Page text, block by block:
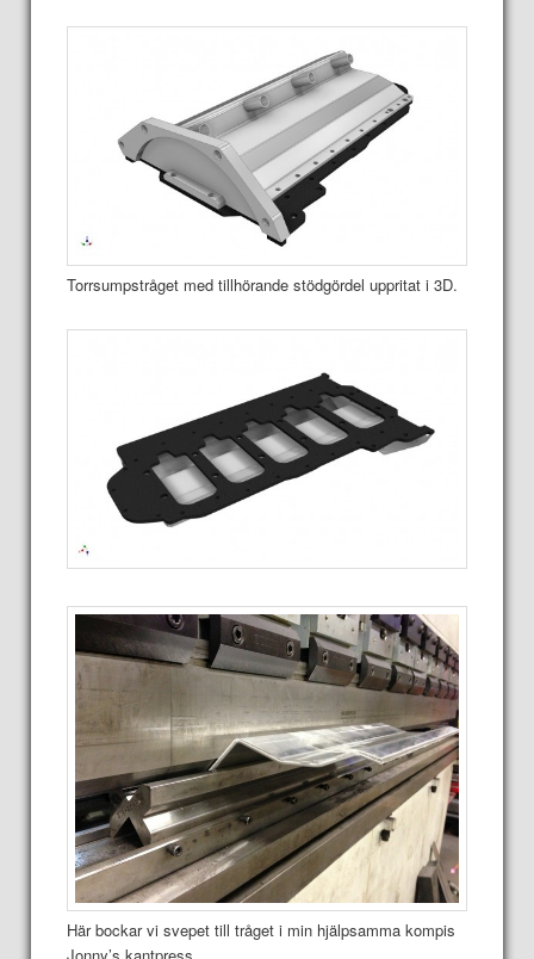
Torrsumpstråget med tillhörande stödgördel uppritat i 3D.
Här bockar vi svepet till tråget i min hjälpsamma kompis
Jonny’s kantpress.